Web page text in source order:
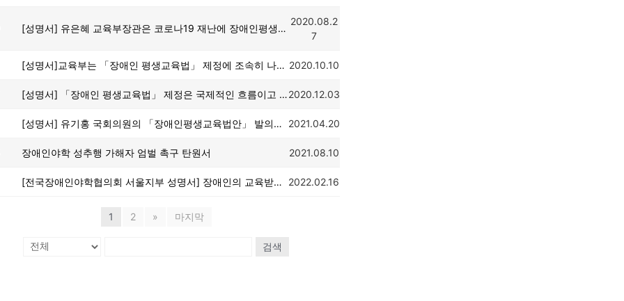
[성명서] 유은혜 교육부장관은 코로나19 재난에 장애인평생교육시설에 다니는 중증장애인의 학습권과 방역대책 마련을 언제까지 방치할 것인가
2020.08.2
7
[성명서]교육부는 「장애인 평생교육법」 제정에 조속히 나서라! 2020.10.10
[성명서] 「장애인 평생교육법」 제정은 국제적인 흐름이고 시대적 요구이다!2020.12.03
[성명서] 유기홍 국회의원의 「장애인평생교육법안」 발의를 환영하며 연내 제정을 촉구한다! 2021.04.20
장애인야학 성추행 가해자 엄벌 촉구 탄원서 2021.08.10
[전국장애인야학협의회 서울지부 성명서] 장애인의 교육받을 권리가 ‘부적정’하다는 것이 서울시교육청 조희연 교육감님의 뜻인지 그 답을 듣고 싶습니다. 2022.02.16
1 2 » 마지막
검색